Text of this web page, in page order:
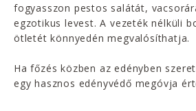
fogyasszon pestos salátát,
egzotikus levest. A vezeték nélküli
ötletét könnyedén megvalósíthatja.
Ha főzés közben az edényben
egy hasznos edényvédő megóvja